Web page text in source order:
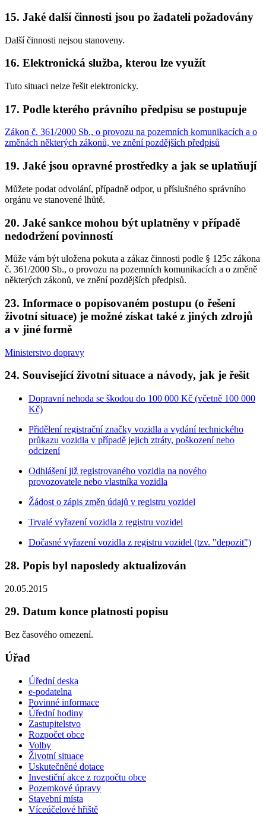
15. Jaké další činnosti jsou po žadateli požadovány
Další činnosti nejsou stanoveny.
16. Elektronická služba, kterou lze využít
Tuto situaci nelze řešit elektronicky.
17. Podle kterého právního předpisu se postupuje
Zákon č. 361/2000 Sb., o provozu na pozemních komunikacích a o
změnách některých zákonů, ve znění pozdějších předpisů
19. Jaké jsou opravné prostředky a jak se uplatňují
Můžete podat odvolání, případně odpor, u příslušného správního
orgánu ve stanovené lhůtě.
20. Jaké sankce mohou být uplatněny v případě
nedodržení povinností
Může vám být uložena pokuta a zákaz činnosti podle § 125c zákona
č. 361/2000 Sb., o provozu na pozemních komunikacích a o změně
některých zákonů, ve znění pozdějších předpisů.
23. Informace o popisovaném postupu (o řešení
životní situace) je možné získat také z jiných zdrojů
a v jiné formě
Ministerstvo dopravy
24. Související životní situace a návody, jak je řešit
Dopravní nehoda se škodou do 100 000 Kč (včetně 100 000
Kč)
Přidělení registrační značky vozidla a vydání technického
průkazu vozidla v případě jejich ztráty, poškození nebo
odcizení
Odhlášení již registrovaného vozidla na nového
provozovatele nebo vlastníka vozidla
Žádost o zápis změn údajů v registru vozidel
Trvalé vyřazení vozidla z registru vozidel
Dočasné vyřazení vozidla z registru vozidel (tzv. "depozit")
28. Popis byl naposledy aktualizován
20.05.2015
29. Datum konce platnosti popisu
Bez časového omezení.
Úřad
Úřední deska
e-podatelna
Povinné informace
Úřední hodiny
Zastupitelstvo
Rozpočet obce
Volby
Životní situace
Uskutečněné dotace
Investiční akce z rozpočtu obce
Pozemkové úpravy
Stavební místa
Víceúčelové hřiště